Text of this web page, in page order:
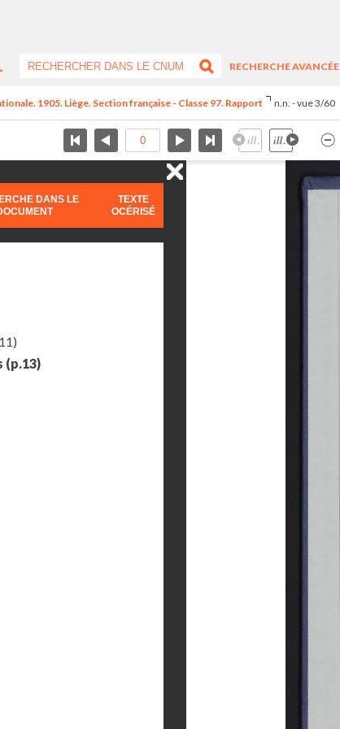
RECHERCHE AVANCÉE
1905. Liège. Section française - Classe 97. Rapport n.n. - vue 3/60
DANS LE
TEXTE
OCÉRISÉ
(p.13)